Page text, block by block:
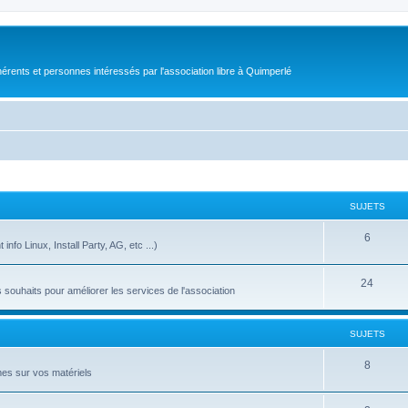
et personnes intéressés par l'association libre à Quimperlé
SUJETS
Linux, Install Party, AG, etc ...)
6
pour améliorer les services de l'association
24
SUJETS
sur vos matériels
8